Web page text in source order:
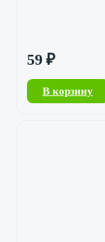
59 ₽
В корзину